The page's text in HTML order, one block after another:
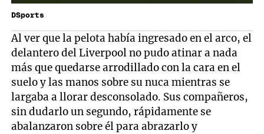
DSports
Al ver que la pelota había ingresado en el arco, el
delantero del Liverpool no pudo atinar a nada
más que quedarse arrodillado con la cara en el
suelo y las manos sobre su nuca mientras se
largaba a llorar desconsolado. Sus compañeros,
sin dudarlo un segundo, rápidamente se
abalanzaron sobre él para abrazarlo y